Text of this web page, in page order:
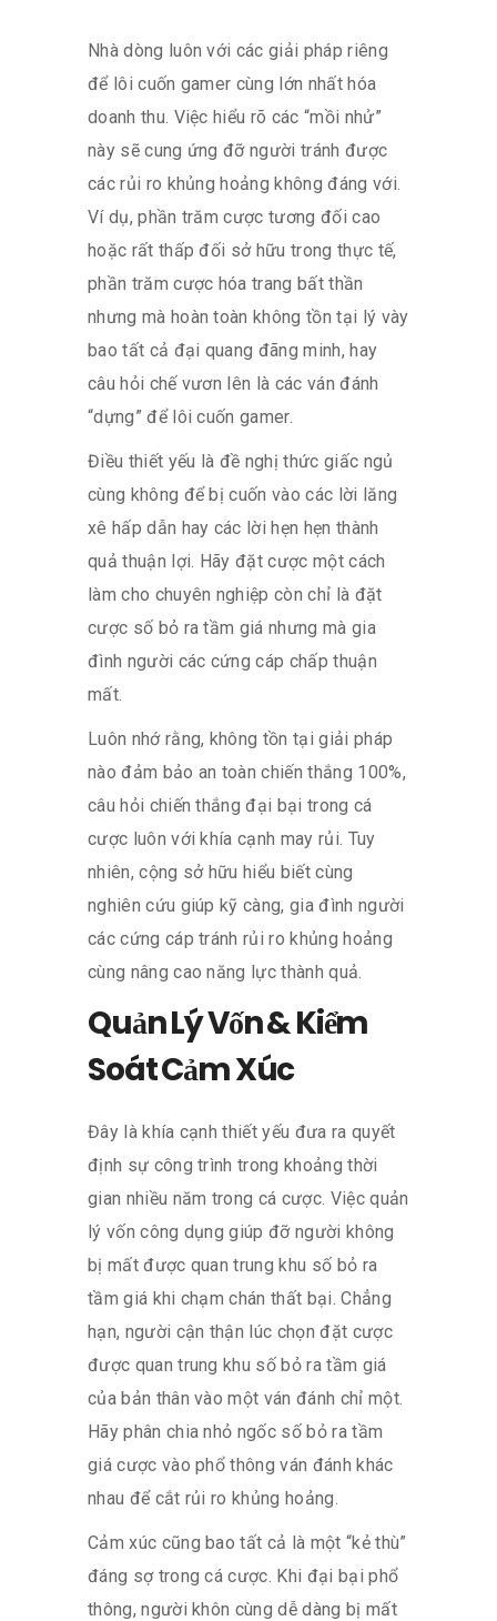
Nhà dòng luôn với các giải pháp riêng
để lôi cuốn gamer cùng lớn nhất hóa
doanh thu. Việc hiểu rõ các “mồi nhử”
này sẽ cung ứng đỡ người tránh được
các rủi ro khủng hoảng không đáng với.
Ví dụ, phần trăm cược tương đối cao
hoặc rất thấp đối sở hữu trong thực tế,
phần trăm cược hóa trang bất thần
nhưng mà hoàn toàn không tồn tại lý vày
bao tất cả đại quang đãng minh, hay
câu hỏi chế vươn lên là các ván đánh
“dựng” để lôi cuốn gamer.
Điều thiết yếu là đề nghị thức giấc ngủ
cùng không để bị cuốn vào các lời lăng
xê hấp dẫn hay các lời hẹn hẹn thành
quả thuận lợi. Hãy đặt cược một cách
làm cho chuyên nghiệp còn chỉ là đặt
cược số bỏ ra tầm giá nhưng mà gia
đình người các cứng cáp chấp thuận
mất.
Luôn nhớ rằng, không tồn tại giải pháp
nào đảm bảo an toàn chiến thắng 100%,
câu hỏi chiến thắng đại bại trong cá
cược luôn với khía cạnh may rủi. Tuy
nhiên, cộng sở hữu hiểu biết cùng
nghiên cứu giúp kỹ càng, gia đình người
các cứng cáp tránh rủi ro khủng hoảng
cùng nâng cao năng lực thành quả.
Quản Lý Vốn & Kiểm
Soát Cảm Xúc
Đây là khía cạnh thiết yếu đưa ra quyết
định sự công trình trong khoảng thời
gian nhiều năm trong cá cược. Việc quản
lý vốn công dụng giúp đỡ người không
bị mất được quan trung khu số bỏ ra
tầm giá khi chạm chán thất bại. Chẳng
hạn, người cận thận lúc chọn đặt cược
được quan trung khu số bỏ ra tầm giá
của bản thân vào một ván đánh chỉ một.
Hãy phân chia nhỏ ngốc số bỏ ra tầm
giá cược vào phổ thông ván đánh khác
nhau để cắt rủi ro khủng hoảng.
Cảm xúc cũng bao tất cả là một “kẻ thù”
đáng sợ trong cá cược. Khi đại bại phổ
thông, người khôn cùng dễ dàng bị mất